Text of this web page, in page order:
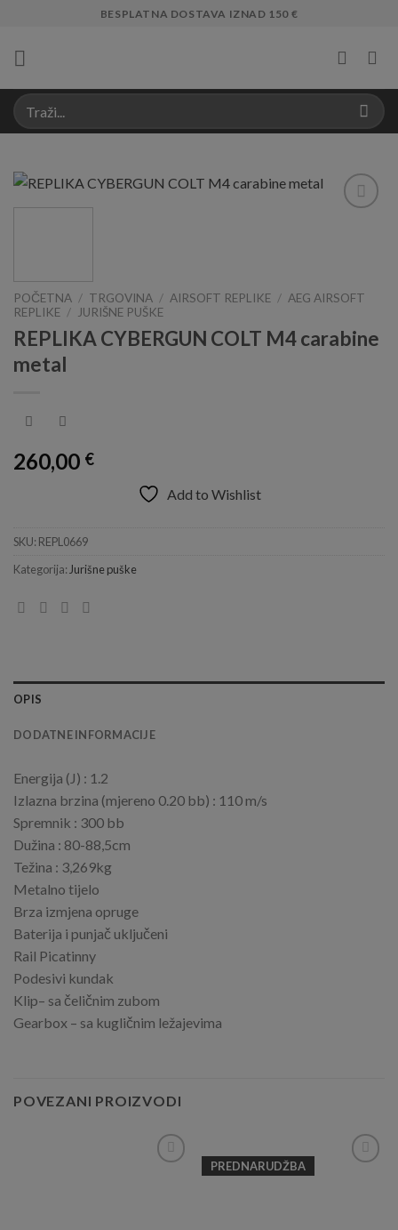
content
BESPLATNA DOSTAVA IZNAD 150 €
POČETNA / TRGOVINA / AIRSOFT REPLIKE / AEG AIRSOFT
REPLIKE / JURIŠNE PUŠKE
REPLIKA CYBERGUN COLT M4 carabine
metal
260,00 €
Add to Wishlist
SKU: REPL0669
Kategorija: Jurišne puške
OPIS
DODATNE INFORMACIJE
Energija (J) : 1.2
Izlazna brzina (mjereno 0.20 bb) : 110 m/s
Spremnik : 300 bb
Dužina : 80-88,5cm
Težina : 3,269kg
Metalno tijelo
Brza izmjena opruge
Baterija i punjač uključeni
Rail Picatinny
Podesivi kundak
Klip– sa čeličnim zubom
Gearbox – sa kugličnim ležajevima
POVEZANI PROIZVODI
PREDNARUDŽBA